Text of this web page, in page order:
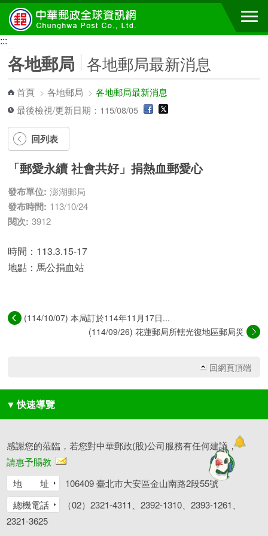
跳到主要內容區塊
:::
各地郵局 各地郵局最新消息
首頁 >各地郵局 >各地郵局最新消息
最後檢視/更新日期：115/08/05
回列表
「郵愛永續 社會共好」捐熱血郵愛心
發布單位: 澎湖郵局
發布時間: 113/10/24
閱次: 3912
時間：113.3.15-17
地點：馬公捐血站
(114/10/07) 本局訂於114年11月17日...
(114/09/26) 花蓮郵局所轄光復地區郵局災
回網頁頂端
▼ 快速導覽
感謝您的蒞臨，若您對中華郵政(股)公司服務有任何建議，
請惠予賜教
地 址
106409 臺北市大安區金山南路2段55號
總機電話
（02）2321-4311、2392-1310、2393-1261、
2321-3625